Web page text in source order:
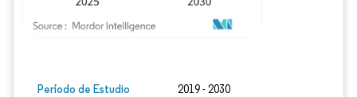
Período de Estudio 2019 - 2030